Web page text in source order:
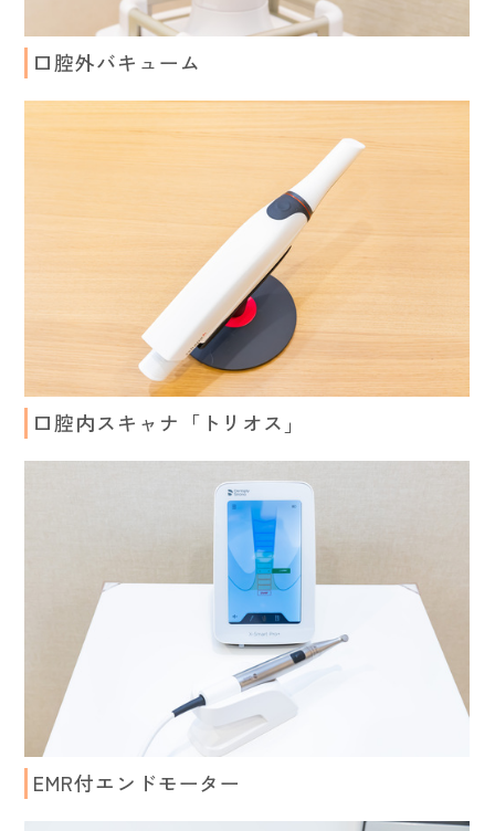
口腔外バキューム
口腔内スキャナ「トリオス」
EMR付エンドモーター